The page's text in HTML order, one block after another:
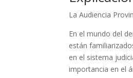
La Audiencia
En el mundo del
están
en el sistema
importancia en el